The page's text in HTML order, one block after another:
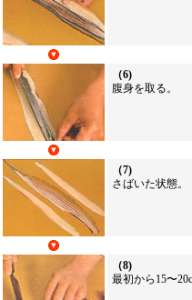
（6)
腹身を取る。
（7)
さばいた状態。
（8)
最初から15〜